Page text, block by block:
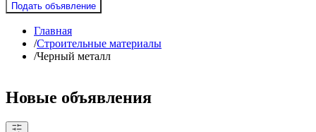
Подать объявление
Главная
/Строительные материалы
/Черный металл
Новые объявления